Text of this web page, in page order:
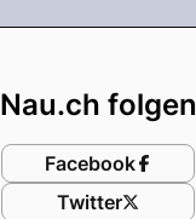
Nau.ch folgen
Facebook
Twitter